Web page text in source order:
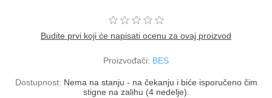
Budite prvi koji će napisati ocenu za ovaj proizvod
Proizvođači: BES
Dostupnost: Nema na stanju - na čekanju i biće isporučeno čim
stigne na zalihu (4 nedelje).